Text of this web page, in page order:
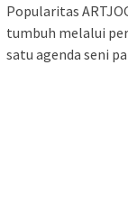
Popularitas
tumbuh melalui
satu agenda seni